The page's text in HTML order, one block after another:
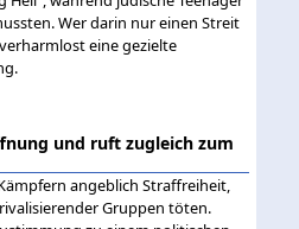
Wer darin nur einen Streit
eine gezielte
und ruft zugleich zum
angeblich Straffreiheit,
Gruppen töten.